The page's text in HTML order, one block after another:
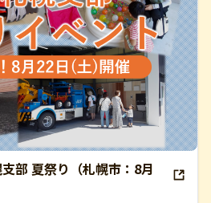
支部 夏祭り（札幌市：8月